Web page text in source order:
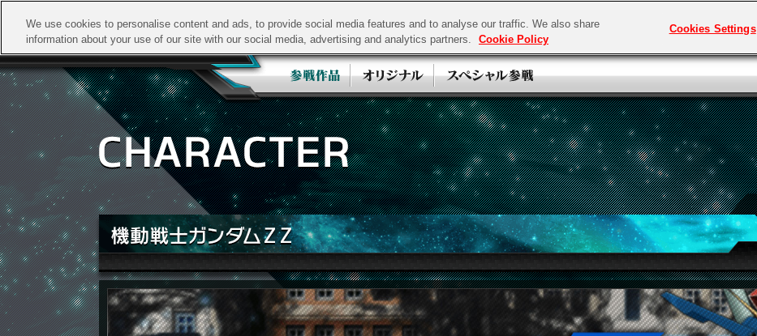
We use cookies to personalise content and ads, to provide social media features and to analyse our traffic. We also share
information about your use of our site with our social media, advertising and analytics partners.
Cookie Policy
Cookies Settings